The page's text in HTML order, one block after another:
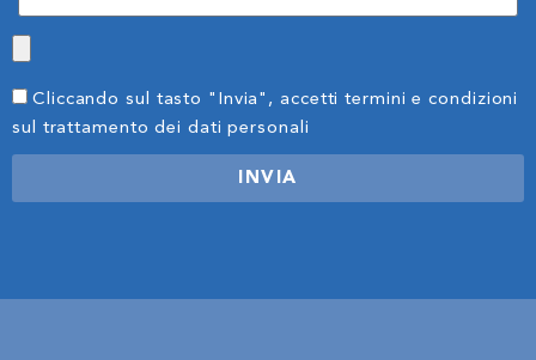
Cliccando sul tasto "Invia", accetti termini e condizioni
sul trattamento dei dati personali
INVIA